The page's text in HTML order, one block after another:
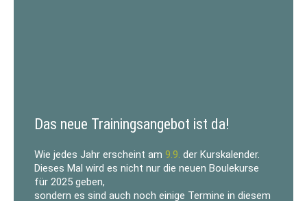
Das neue Trainingsangebot ist da!
Wie jedes Jahr erscheint am 9.9. der Kurskalender.
Dieses Mal wird es nicht nur die neuen Boulekurse
für 2025 geben,
sondern es sind auch noch einige Termine in diesem